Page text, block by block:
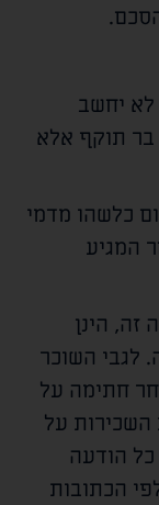
לא יחשב
בר תוקף אלא
כלשהו מדמי
המגיע
זה, הינן
לגבי השוכר
חתימה על
השכירות על
כל הודעה
הכתובות